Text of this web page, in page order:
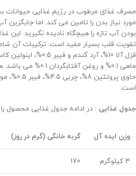
مصرف غذای مرطوب در رژیم غذایی حیوانات
مورد نیاز بدن را تامین می کند. اما
بودن آب تازه را هیچگاه نادیده نگیرید. این
ماهی 0.1% و روغن
است.
جدول غذایی : در ادامه جدول غذایی محصول
وزن ایده آل گربه خانگی (گرم در روز)
3 کیلوگرم 170